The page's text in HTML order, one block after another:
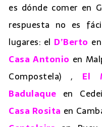
es dónde comer en
respuesta no es
lugares: el D’Berto
Casa Antonio en
Compostela) , El
Badulaque en
Casa Rosita en